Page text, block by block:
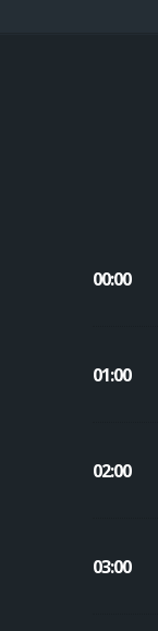
00:00
01:00
02:00
03:00